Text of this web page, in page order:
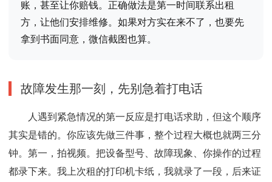
账，甚至让你赔钱。正确做法是第一时间联系出租
方，让他们安排维修。如果对方实在来不了，也要先
拿到书面同意，微信截图也算。
故障发生那一刻，先别急着打电话
人遇到紧急情况的第一反应是打电话求助，但这个顺序
其实是错的。你应该先做三件事，整个过程大概也就两三分
钟。第一，拍视频。把设备型号、故障现象、你操作的过程
都录下来。我上次租的打印机卡纸，我就录了一段，后来证